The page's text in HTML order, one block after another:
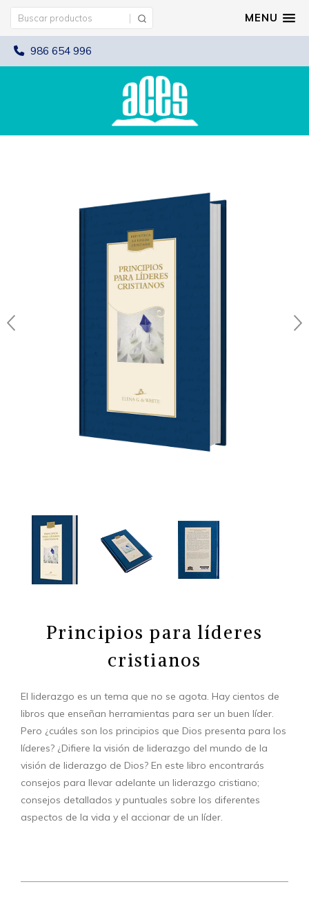
MENU
986 654 996
Principios para líderes
cristianos
El liderazgo es un tema que no se agota. Hay cientos de
libros que enseñan herramientas para ser un buen líder.
Pero ¿cuáles son los principios que Dios presenta para los
líderes? ¿Difiere la visión de liderazgo del mundo de la
visión de liderazgo de Dios? En este libro encontrarás
consejos para llevar adelante un liderazgo cristiano;
consejos detallados y puntuales sobre los diferentes
aspectos de la vida y el accionar de un líder.